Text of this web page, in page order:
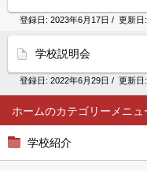
ホーム
学校紹介
登録日: 2023年6月17日 / 更新日:
学校説明会
登録日: 2022年6月29日 / 更新日: